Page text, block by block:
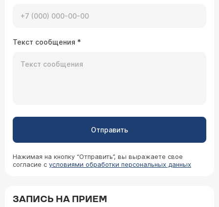
Текст сообщения *
Отправить
Нажимая на кнопку “Отправить”, вы выражаете свое
согласие с условиями обработки персональных данных
ЗАПИСЬ НА ПРИЕМ